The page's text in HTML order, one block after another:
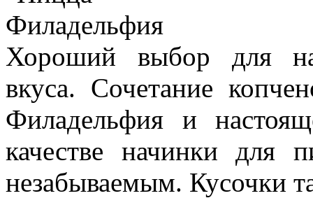
Хороший выбор для
вкуса. Сочетание
Филадельфия и
качестве начинки для
незабываемым. Кусочки